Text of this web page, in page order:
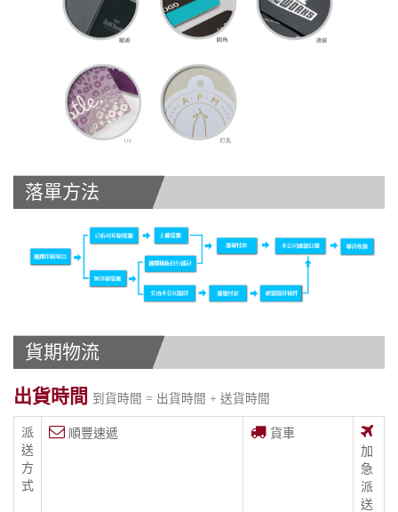
落單方法
貨期物流
出貨時間 到貨時間 = 出貨時間 + 送貨時間
派
送
方
式
順豐速遞
貨車
加
急
派
送